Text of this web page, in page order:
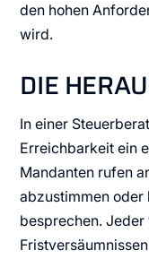
den hohen
wird.
DIE
In einer
Erreichbarkeit ein
Mandanten rufen
abzustimmen
besprechen.